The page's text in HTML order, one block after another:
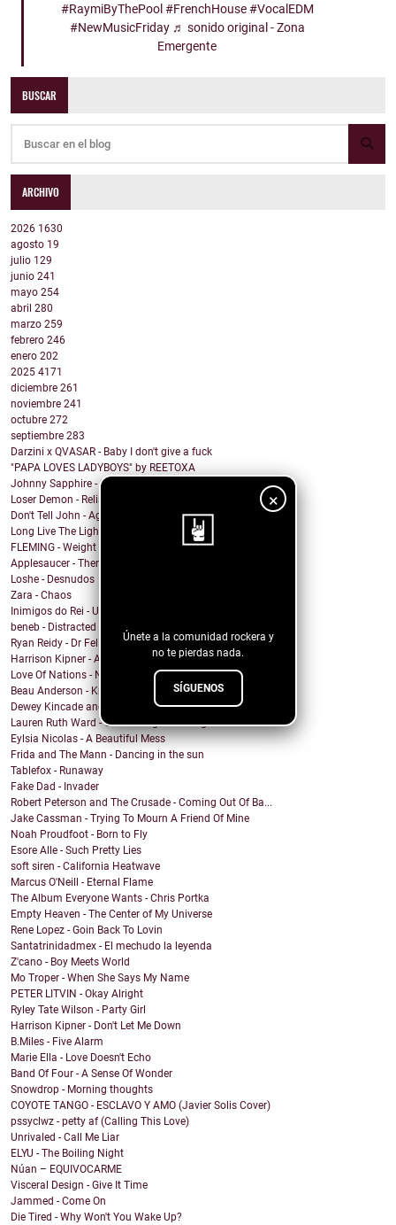
×
Únete a la comunidad rockera y
no te pierdas nada.
SÍGUENOS
#RaymiByThePool #FrenchHouse #VocalEDM
#NewMusicFriday ♬ sonido original - Zona
Emergente
BUSCAR
ARCHIVO
2026 1630
agosto 19
julio 129
junio 241
mayo 254
abril 280
marzo 259
febrero 246
enero 202
2025 4171
diciembre 261
noviembre 241
octubre 272
septiembre 283
Darzini x QVASAR - Baby I don't give a fuck
"PAPA LOVES LADYBOYS" by REETOXA
Johnny Sapphire - Steady Rhythm of a Beating Heart
Loser Demon - Reliance
Don't Tell John - Again
Long Live The Lights - The Fight
FLEMING - Weight In The Wind
Applesaucer - There’s a Light
Loshe - Desnudos
Zara - Chaos
Inimigos do Rei - Uma Barata Chamada Kafka versão ...
beneb - Distracted
Ryan Reidy - Dr Felix and His Fringe Body Parts
Harrison Kipner - Alone With You
Love Of Nations - Ne'er Do Well
Beau Anderson - Know By Now
Dewey Kincade and The Navigators - Down in the Val...
Lauren Ruth Ward - Camouflage Sabotage
Eylsia Nicolas - A Beautiful Mess
Frida and The Mann - Dancing in the sun
Tablefox - Runaway
Fake Dad - Invader
Robert Peterson and The Crusade - Coming Out Of Ba...
Jake Cassman - Trying To Mourn A Friend Of Mine
Noah Proudfoot - Born to Fly
Esore Alle - Such Pretty Lies
soft siren - California Heatwave
Marcus O'Neill - Eternal Flame
The Album Everyone Wants - Chris Portka
Empty Heaven - The Center of My Universe
Rene Lopez - Goin Back To Lovin
Santatrinidadmex - El mechudo la leyenda
Z'cano - Boy Meets World
Mo Troper - When She Says My Name
PETER LITVIN - Okay Alright
Ryley Tate Wilson - Party Girl
Harrison Kipner - Don't Let Me Down
B.Miles - Five Alarm
Marie Ella - Love Doesn't Echo
Band Of Four - A Sense Of Wonder
Snowdrop - Morning thoughts
COYOTE TANGO - ESCLAVO Y AMO (Javier Solis Cover)
pssyclwz - petty af (Calling This Love)
Unrivaled - Call Me Liar
ELYU - The Boiling Night
Núan – EQUIVOCARME
Visceral Design - Give It Time
Jammed - Come On
Die Tired - Why Won't You Wake Up?